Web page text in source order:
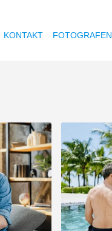
KONTAKT FOTOGRAFEN